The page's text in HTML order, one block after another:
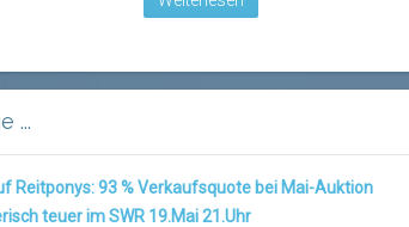
...
Reitponys: 93 % Verkaufsquote bei Mai-Auktion
teuer im SWR 19.Mai 21.Uhr